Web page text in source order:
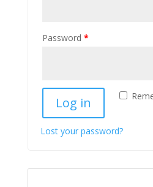
Password *
Log in
Lost your password?